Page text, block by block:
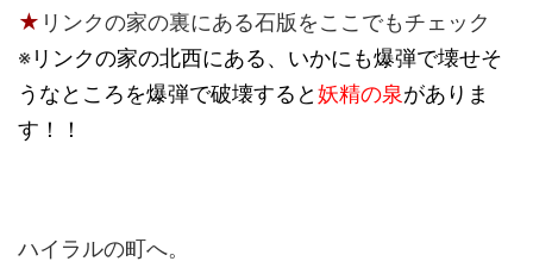
★ リンクの家の裏にある石版をここでもチェック
※リンクの家の北西にある、いかにも爆弾で壊せそ
うなところを爆弾で破壊すると妖精の泉がありま
す！！
ハイラルの町へ。